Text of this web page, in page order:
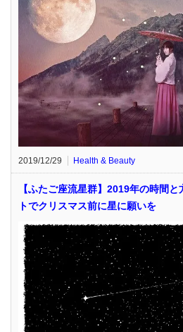
2019/12/29 Health & Beauty
【ふたご座流星群】2019年の時間
トでクリスマス前に星に願いを